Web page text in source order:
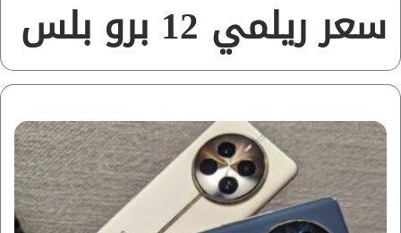
سعر ريلمي 12 برو بلس